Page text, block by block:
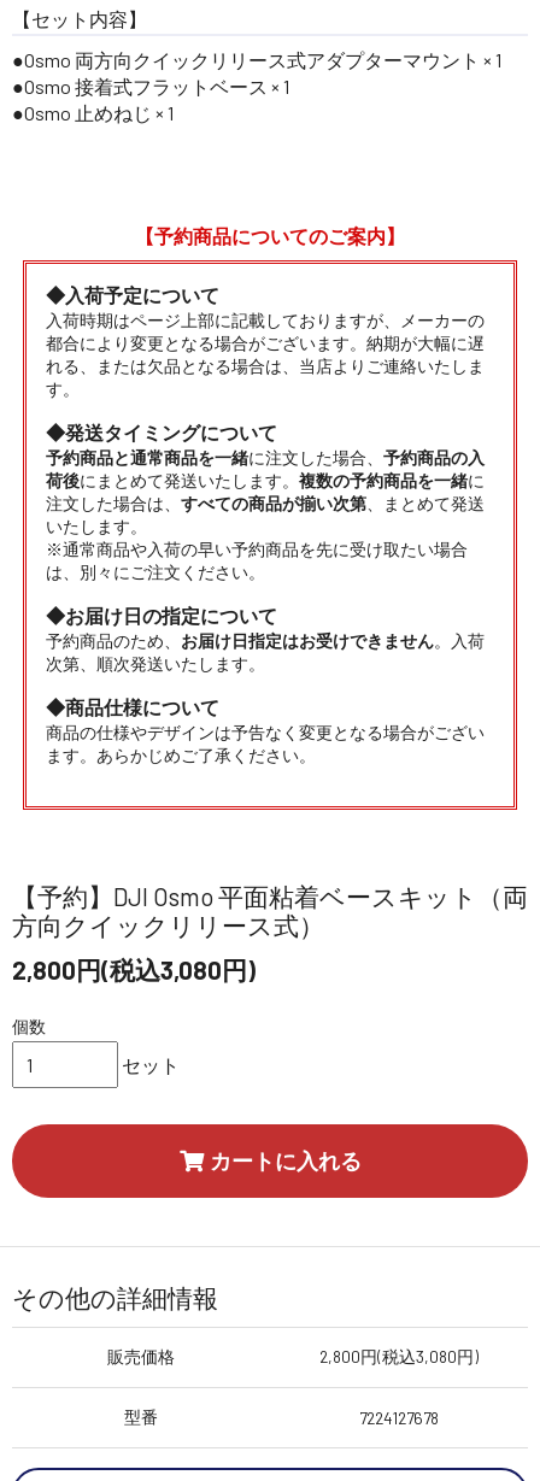
【セット内容】
Osmo 両方向クイックリリース式アダプターマウント × 1
Osmo 接着式フラットベース × 1
Osmo 止めねじ × 1
【予約商品についてのご案内】
◆入荷予定について
入荷時期はページ上部に記載しておりますが、メーカーの
都合により変更となる場合がございます。納期が大幅に遅
れる、または欠品となる場合は、当店よりご連絡いたしま
す。
◆発送タイミングについて
予約商品と通常商品を一緒に注文した場合、 予約商品の入
荷後にまとめて発送いたします。 複数の予約商品を一緒に
注文した場合は、 すべての商品が揃い次第、まとめて発送
いたします。
※通常商品や入荷の早い予約商品を先に受け取たい場合
は、別々にご注文ください。
◆お届け日の指定について
予約商品のため、 お届け日指定はお受けできません。入荷
次第、順次発送いたします。
◆商品仕様について
商品の仕様やデザインは予告なく変更となる場合がござい
ます。あらかじめご了承ください。
【予約】DJI Osmo 平面粘着ベースキット（両
方向クイックリリース式）
2,800円(税込3,080円)
個数
セット
カートに入れる
その他の詳細情報
販売価格 2,800円(税込3,080円)
型番 7224127678